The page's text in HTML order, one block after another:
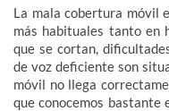
La mala cobertura móvil
más habituales tanto en
que se cortan,
de voz deficiente son
móvil no llega
que conocemos bastante